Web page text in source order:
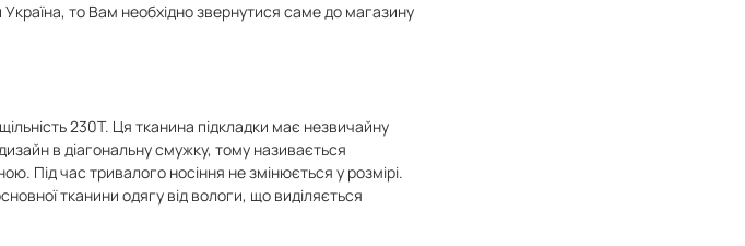
Україна, то Вам необхідно звернутися саме до магазину
230Т. Ця тканина підкладки має незвичайну
в діагональну смужку, тому називається
Під час тривалого носіння не змінюється у розмірі.
тканини одягу від вологи, що виділяється